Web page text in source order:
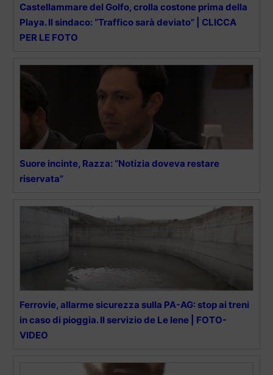
Castellammare del Golfo, crolla costone prima della
Playa. Il sindaco: “Traffico sarà deviato” | CLICCA
PER LE FOTO
Suore incinte, Razza: “Notizia doveva restare
riservata”
Ferrovie, allarme sicurezza sulla PA-AG: stop ai treni
in caso di pioggia. Il servizio de Le Iene | FOTO-
VIDEO